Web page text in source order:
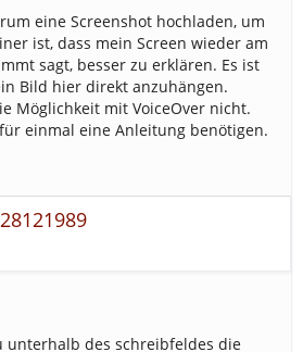
eine Screenshot hochladen, um
ist, dass mein Screen wieder am
sagt, besser zu erklären. Es ist
Bild hier direkt anzuhängen.
Möglichkeit mit VoiceOver nicht.
einmal eine Anleitung benötigen.
unterhalb des schreibfeldes die